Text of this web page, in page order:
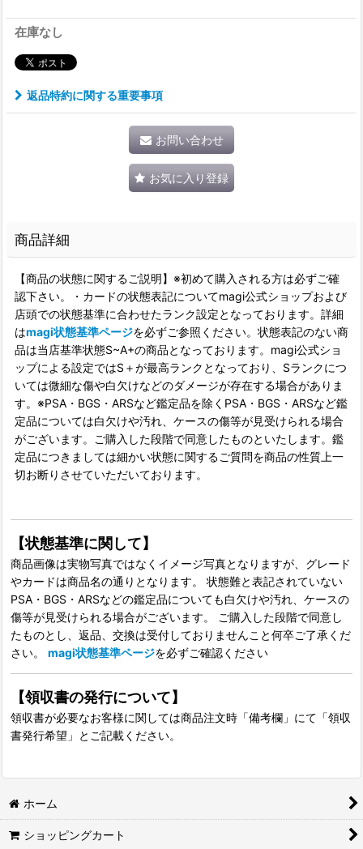
在庫なし
返品特約に関する重要事項
お問い合わせ
お気に入り登録
商品詳細
【商品の状態に関するご説明】※初めて購入される方は必ずご確
認下さい。・カードの状態表記についてmagi公式ショップおよび
店頭での状態基準に合わせたランク設定となっております。詳細
はmagi状態基準ページを必ずご参照ください。状態表記のない商
品は当店基準状態S~A+の商品となっております。magi公式ショ
ップによる設定ではS＋が最高ランクとなっており、Sランクにつ
いては微細な傷や白欠けなどのダメージが存在する場合がありま
す。※PSA・BGS・ARSなど鑑定品を除くPSA・BGS・ARSなど鑑
定品については白欠けや汚れ、ケースの傷等が見受けられる場合
がございます。ご購入した段階で同意したものといたします。鑑
定品につきましては細かい状態に関するご質問を商品の性質上一
切お断りさせていただいております。
【状態基準に関して】
商品画像は実物写真ではなくイメージ写真となりますが、グレード
やカードは商品名の通りとなります。 状態難と表記されていない
PSA・BGS・ARSなどの鑑定品についても白欠けや汚れ、ケースの
傷等が見受けられる場合がございます。 ご購入した段階で同意し
たものとし、返品、交換は受付しておりませんこと何卒ご了承くだ
さい。 magi状態基準ページを必ずご確認ください
【領収書の発行について】
領収書が必要なお客様に関しては商品注文時「備考欄」にて「領収
書発行希望」とご記載ください。
ホーム
ショッピングカート